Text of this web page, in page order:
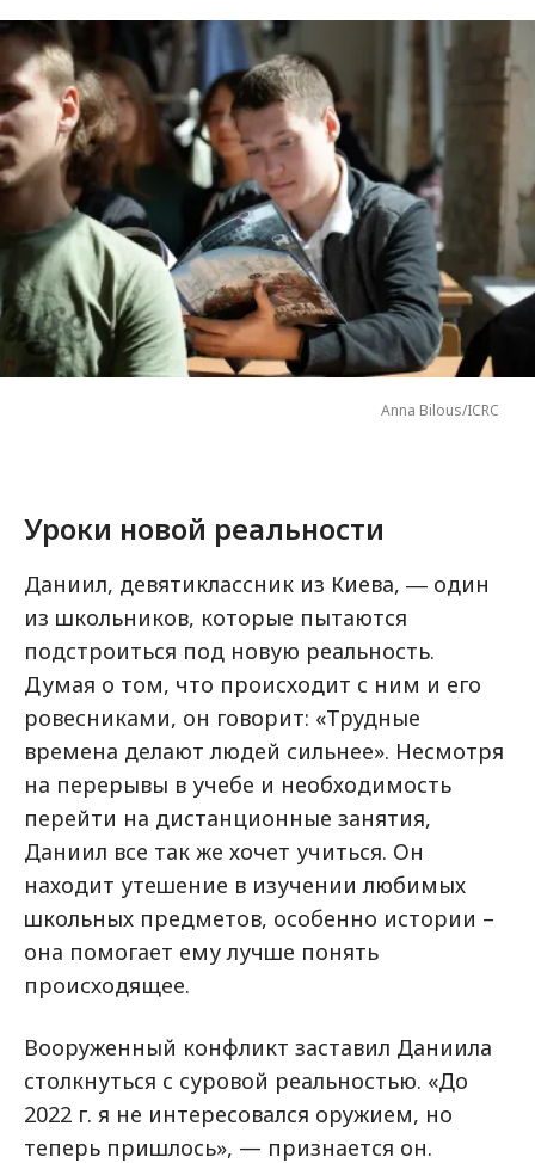
Anna Bilous/ICRC
Уроки новой реальности
Даниил, девятиклассник из Киева, ― один
из школьников, которые пытаются
подстроиться под новую реальность.
Думая о том, что происходит с ним и его
ровесниками, он говорит: «Трудные
времена делают людей сильнее». Несмотря
на перерывы в учебе и необходимость
перейти на дистанционные занятия,
Даниил все так же хочет учиться. Он
находит утешение в изучении любимых
школьных предметов, особенно истории –
она помогает ему лучше понять
происходящее.
Вооруженный конфликт заставил Даниила
столкнуться с суровой реальностью. «До
2022 г. я не интересовался оружием, но
теперь пришлось», — признается он.